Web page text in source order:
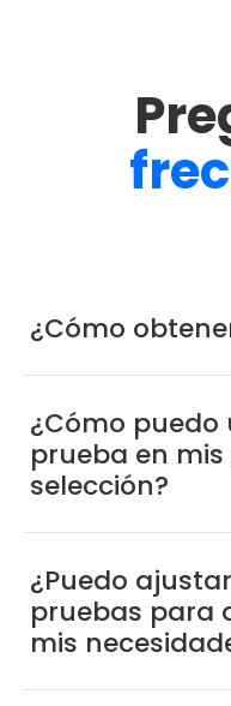
¿Cómo
¿Cómo puedo
prueba en
selección?
¿Puedo
pruebas para
mis